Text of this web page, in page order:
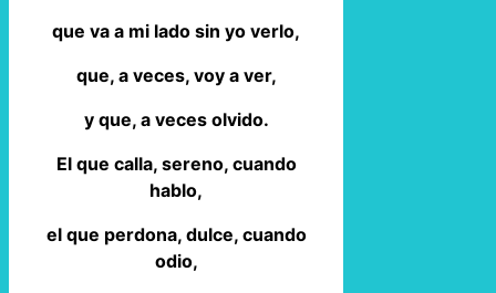
que va a mi lado sin yo verlo,
que, a veces, voy a ver,
y que, a veces olvido.
El que calla, sereno, cuando
hablo,
el que perdona, dulce, cuando
odio,